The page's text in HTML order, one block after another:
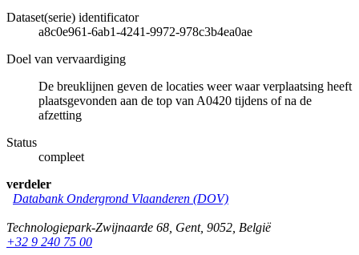
Dataset(serie) identificator
a8c0e961-6ab1-4241-9972-978c3b4ea0ae
Doel van vervaardiging
De breuklijnen geven de locaties weer waar verplaatsing heeft
plaatsgevonden aan de top van A0420 tijdens of na de
afzetting
Status
compleet
verdeler
Databank Ondergrond Vlaanderen (DOV)
Technologiepark-Zwijnaarde 68 Gent, 9052 België
+32 9 240 75 00